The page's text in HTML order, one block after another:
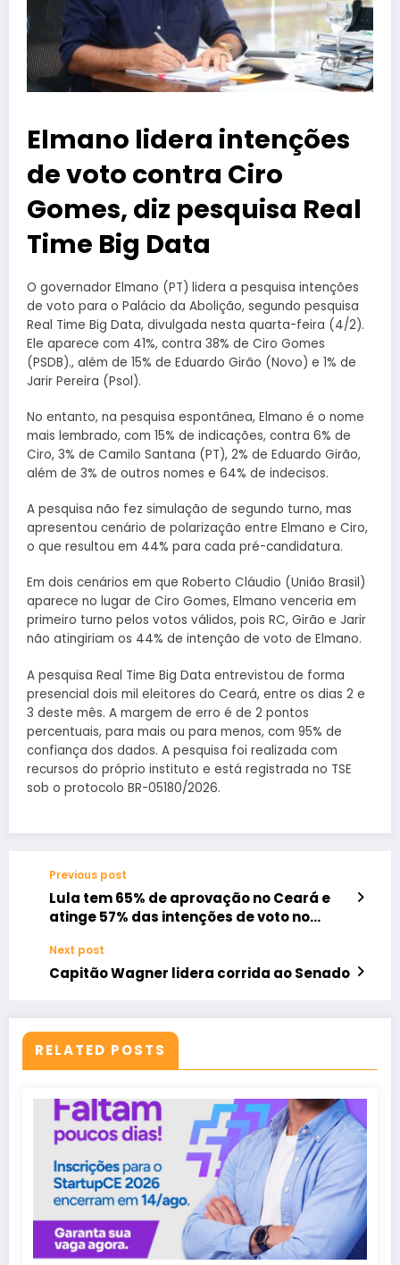
Elmano lidera intenções
de voto contra Ciro
Gomes, diz pesquisa Real
Time Big Data
O governador Elmano (PT) lidera a pesquisa intenções
de voto para o Palácio da Abolição, segundo pesquisa
Real Time Big Data, divulgada nesta quarta-feira (4/2).
Ele aparece com 41%, contra 38% de Ciro Gomes
(PSDB)., além de 15% de Eduardo Girão (Novo) e 1% de
Jarir Pereira (Psol).
No entanto, na pesquisa espontânea, Elmano é o nome
mais lembrado, com 15% de indicações, contra 6% de
Ciro, 3% de Camilo Santana (PT), 2% de Eduardo Girão,
além de 3% de outros nomes e 64% de indecisos.
A pesquisa não fez simulação de segundo turno, mas
apresentou cenário de polarização entre Elmano e Ciro,
o que resultou em 44% para cada pré-candidatura.
Em dois cenários em que Roberto Cláudio (União Brasil)
aparece no lugar de Ciro Gomes, Elmano venceria em
primeiro turno pelos votos válidos, pois RC, Girão e Jarir
não atingiriam os 44% de intenção de voto de Elmano.
A pesquisa Real Time Big Data entrevistou de forma
presencial dois mil eleitores do Ceará, entre os dias 2 e
3 deste mês. A margem de erro é de 2 pontos
percentuais, para mais ou para menos, com 95% de
confiança dos dados. A pesquisa foi realizada com
recursos do próprio instituto e está registrada no TSE
sob o protocolo BR-05180/2026.
Previous post
Lula tem 65% de aprovação no Ceará e
atinge 57% das intenções de voto no
Next post
Capitão Wagner lidera corrida ao Senado
RELATED POSTS